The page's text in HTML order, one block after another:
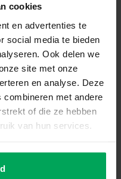
cookies
en advertenties te
social media te bieden
Ook delen we
site met onze
en analyse. Deze
combineren met andere
of die ze hebben
van hun services.